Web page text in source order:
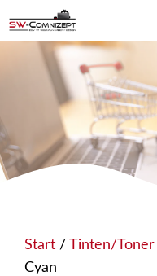
Inhalt
springen
Start / Tinten/Toner
Cyan